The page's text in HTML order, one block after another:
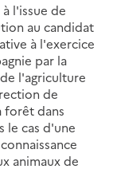
l'issue de
au candidat
à l'exercice
par la
l'agriculture
de
forêt dans
le cas d'une
animaux de